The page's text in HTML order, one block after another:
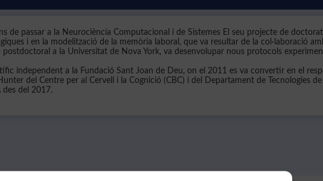
de passar a la Neurociència Computacional i de Sistemes El seu projecte de
i en la modelització de la memòria laboral, que va resultar de la col·laboració
a la Universitat de Nova York, va desenvolupar nous protocols
independent a la Fundació Sant Joan de Deu, on el 2011 es va convertir en el
del Centre per al Cervell i la Cognició (CBC) i del Departament de Tecnologies
des del 2017.